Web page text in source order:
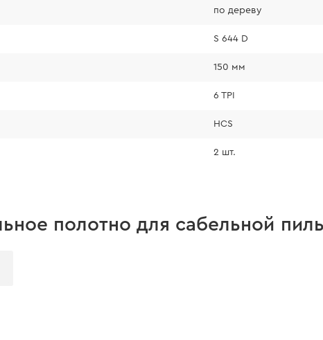
по дереву
S 644 D
150 мм
6 TPI
HCS
2 шт.
полотно для сабельной